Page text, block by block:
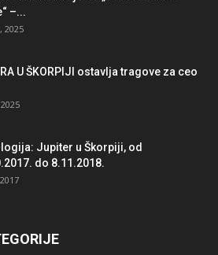
–...
2025
U ŠKORPIJI ostavlja tragove za ceo
Jupiter u Škorpiji, od
do 8.11.2018.